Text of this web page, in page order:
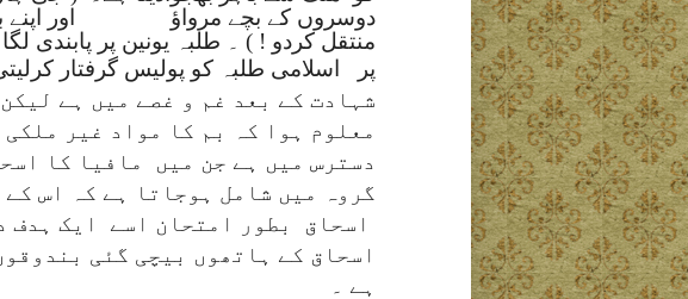
دوسروں کے بچے مرواؤ
اور
منتقل کردو ! ) ۔ طلبہ یونین پر پابندی
پر
اسلامی طلبہ کو پولیس گرفتار
شہادت کے بعد غم و غصے میں ہے
معلوم ہوا کہ بم کا مواد غیر
دسترس میں ہے جن میں
مافیا کا
گروہ میں شامل ہوجاتا ہے کہ اس
اسحاق
بطور امتحان اسے ایک ہدف
اسحاق کے ہاتھوں بیچی گئی
ہے ۔